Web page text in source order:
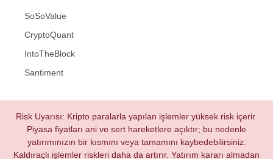
SoSoValue
CryptoQuant
IntoTheBlock
Santiment
Risk Uyarısı: Kripto paralarla yapılan işlemler yüksek risk içerir.
Piyasa fiyatları ani ve sert hareketlere açıktır; bu nedenle
yatırımınızın bir kısmını veya tamamını kaybedebilirsiniz.
Kaldıraçlı işlemler riskleri daha da artırır. Yatırım kararı almadan